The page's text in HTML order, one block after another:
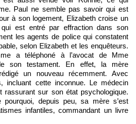
Paul ne semble pas savoir qui est
à son logement, Elizabeth croise un
est entré par effraction dans son
les agents de police qui constatent
selon Elizabeth et les enquêteurs.
a téléphoné à l’avocat de Mme
son testament. En effet, la mère
un nouveau récemment. Avec
incluant cette inconnue. Le médecin
rassurant sur son état psychologique.
pourquoi, depuis peu, sa mère s’est
infantiles, commandant un livre